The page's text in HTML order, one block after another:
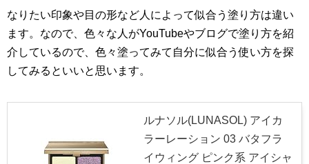
なりたい印象や目の形など人によって似合う塗り方は違い
ます。なので、色々な人がYouTubeやブログで塗り方を紹
介しているので、色々塗ってみて自分に似合う使い方を探
してみるといいと思います。
ルナソル(LUNASOL) アイカ
ラーレーション 03 バタフラ
イウィング ピンク系 アイシャ